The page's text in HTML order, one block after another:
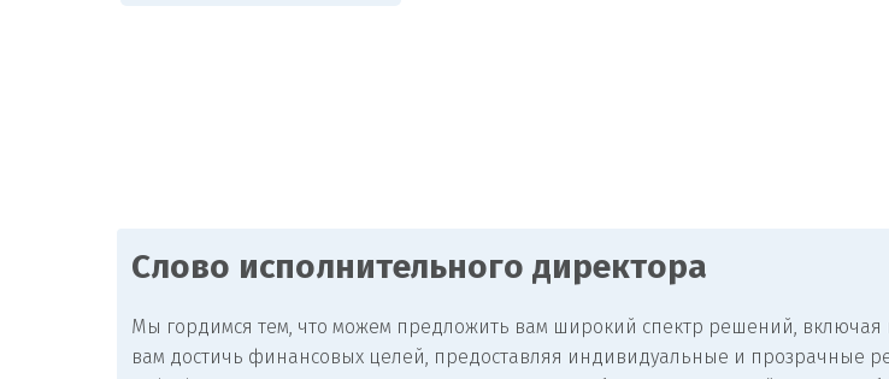
Слово исполнительного директора
Мы гордимся тем, что можем предложить вам широкий спектр решений,
вам достичь финансовых целей, предоставляя индивидуальные и прозрачные